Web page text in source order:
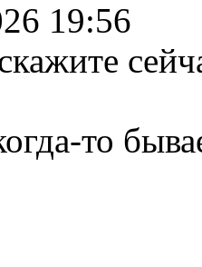
19:56
то